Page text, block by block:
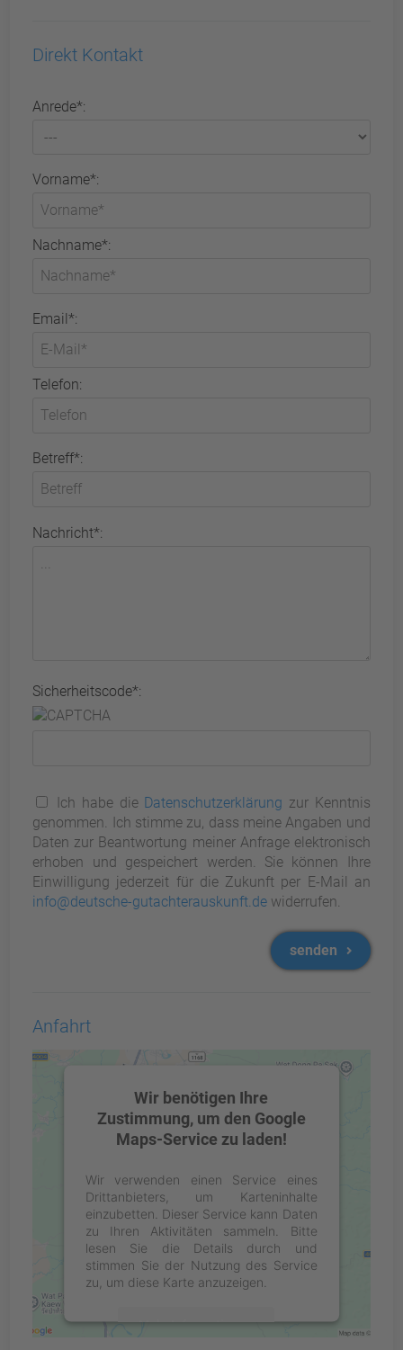
Direkt Kontakt
Anrede*:
Vorname*:
Nachname*:
Email*:
Telefon:
Betreff*:
Nachricht*:
Sicherheitscode*:
Ich habe die Datenschutzerklärung zur Kenntnis
genommen. Ich stimme zu, dass meine Angaben und
Daten zur Beantwortung meiner Anfrage elektronisch
erhoben und gespeichert werden. Sie können Ihre
Einwilligung jederzeit für die Zukunft per E-Mail an
info@deutsche-gutachterauskunft.de widerrufen.
senden
Anfahrt
Wir benötigen Ihre
Zustimmung, um den Google
Maps-Service zu laden!
Wir verwenden einen Service eines
Drittanbieters, um Karteninhalte
einzubetten. Dieser Service kann Daten
zu Ihren Aktivitäten sammeln. Bitte
lesen Sie die Details durch und
stimmen Sie der Nutzung des Service
zu, um diese Karte anzuzeigen.
Mehr Informationen
Service